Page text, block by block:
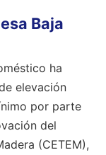
Baja
ha
elevación
por parte
del
(CETEM),